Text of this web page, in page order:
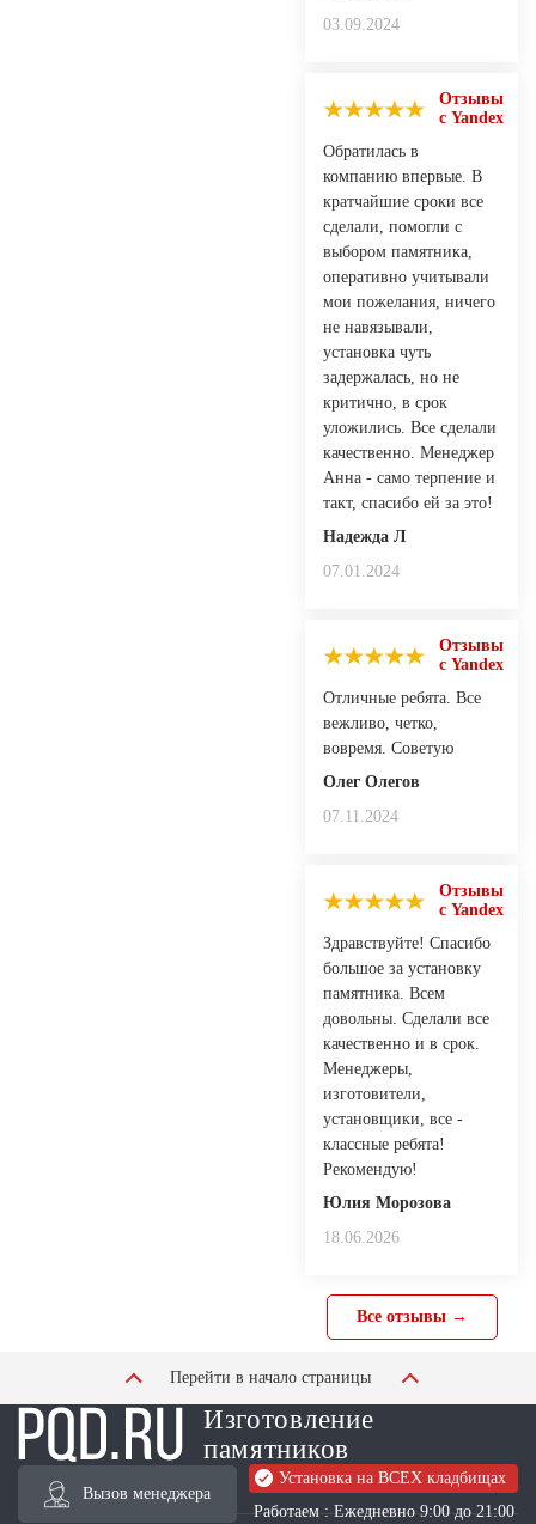
03.09.2024
Отзывы
с Yandex
Обратилась в
компанию впервые. В
кратчайшие сроки все
сделали, помогли с
выбором памятника,
оперативно учитывали
мои пожелания, ничего
не навязывали,
установка чуть
задержалась, но не
критично, в срок
уложились. Все сделали
качественно. Менеджер
Анна - само терпение и
такт, спасибо ей за это!
Надежда Л
07.01.2024
Отзывы
с Yandex
Отличные ребята. Все
вежливо, четко,
вовремя. Советую
Олег Олегов
07.11.2024
Отзывы
с Yandex
Здравствуйте! Спасибо
большое за установку
памятника. Всем
довольны. Сделали все
качественно и в срок.
Менеджеры,
изготовители,
установщики, все -
классные ребята!
Рекомендую!
Юлия Морозова
18.06.2026
Все отзывы →
Перейти в начало страницы
Изготовление
памятников
Вызов менеджера
Установка на ВСЕХ кладбищах
Работаем : Ежедневно 9:00 до 21:00